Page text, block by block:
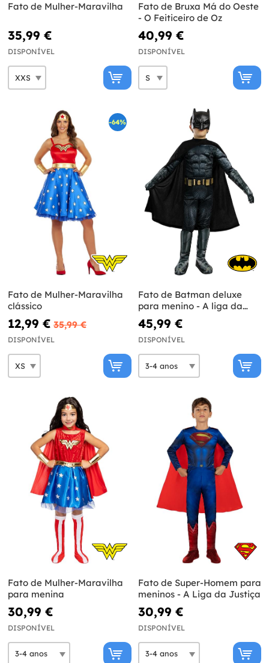
Fato de Mulher-Maravilha
35,99 €
DISPONÍVEL
Fato de Bruxa Má do Oeste
- O Feiticeiro de Oz
40,99 €
DISPONÍVEL
-64%
Fato de Mulher-Maravilha
clássico
12,99 € 35,99 €
DISPONÍVEL
Fato de Batman deluxe
para menino - A liga da
Justiça
45,99 €
DISPONÍVEL
Fato de Mulher-Maravilha
para menina
30,99 €
DISPONÍVEL
Fato de Super-Homem para
meninos - A Liga da Justiça
30,99 €
DISPONÍVEL